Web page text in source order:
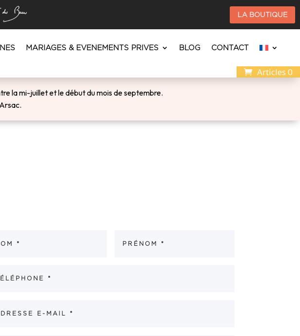
LA BOUTIQUE
MARIAGES & EVENEMENTS PRIVES BLOG CONTACT
Articles 0
la mi-juillet et le début du mois de septembre.